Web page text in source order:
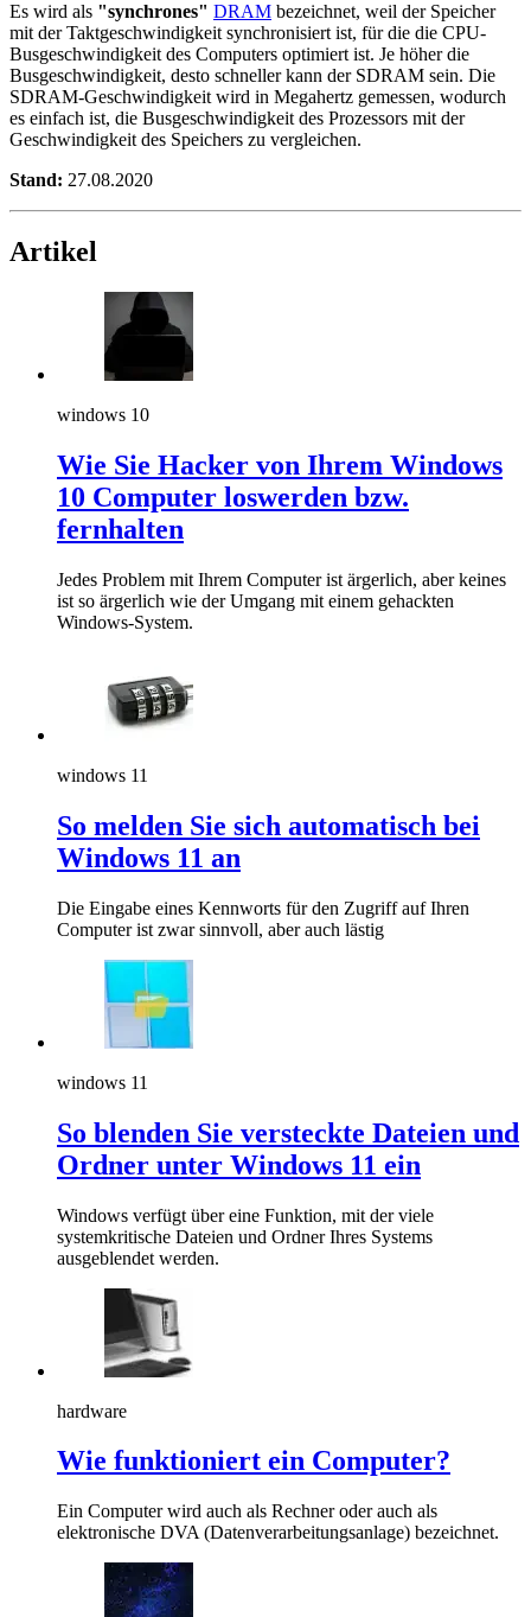
Es wird als "synchrones" DRAM bezeichnet, weil der Speicher
mit der Taktgeschwindigkeit synchronisiert ist, für die die CPU-
Busgeschwindigkeit des Computers optimiert ist. Je höher die
Busgeschwindigkeit, desto schneller kann der SDRAM sein. Die
SDRAM-Geschwindigkeit wird in Megahertz gemessen, wodurch
es einfach ist, die Busgeschwindigkeit des Prozessors mit der
Geschwindigkeit des Speichers zu vergleichen.
Stand: 27.08.2020
Artikel
windows 10
Wie Sie Hacker von Ihrem Windows
10 Computer loswerden bzw.
fernhalten
Jedes Problem mit Ihrem Computer ist ärgerlich, aber keines
ist so ärgerlich wie der Umgang mit einem gehackten
Windows-System.
windows 11
So melden Sie sich automatisch bei
Windows 11 an
Die Eingabe eines Kennworts für den Zugriff auf Ihren
Computer ist zwar sinnvoll, aber auch lästig
windows 11
So blenden Sie versteckte Dateien und
Ordner unter Windows 11 ein
Windows verfügt über eine Funktion, mit der viele
systemkritische Dateien und Ordner Ihres Systems
ausgeblendet werden.
hardware
Wie funktioniert ein Computer?
Ein Computer wird auch als Rechner oder auch als
elektronische DVA (Datenverarbeitungsanlage) bezeichnet.